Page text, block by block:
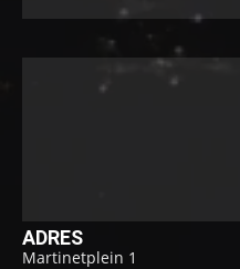
ADRES
Martinetplein 1